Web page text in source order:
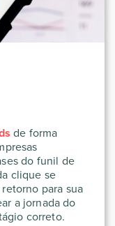
de forma
do funil de
clique se
para sua
a jornada do
correto.